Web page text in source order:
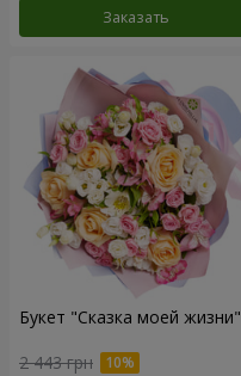
Заказать
Букет "Сказка моей жизни"
2 443 грн